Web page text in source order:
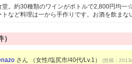
。約30種類のワインがボトルで2,800円均
など料理は一から手作りです。お酒を飲ま
）
さん （女性/塩尻市/40代/Lv.1） (投稿：